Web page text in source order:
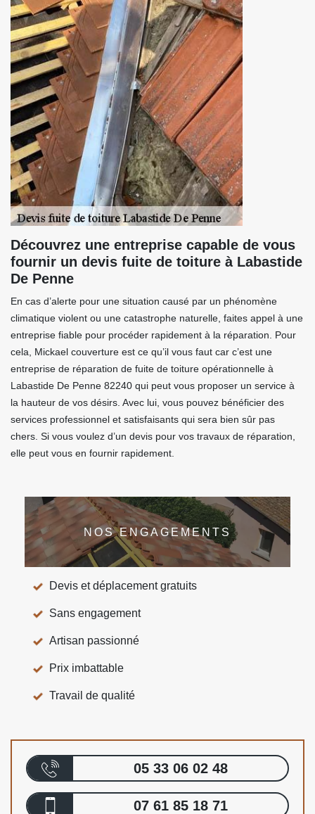
Découvrez une entreprise capable de vous
fournir un devis fuite de toiture à Labastide
De Penne
En cas d’alerte pour une situation causé par un phénomène
climatique violent ou une catastrophe naturelle, faites appel à une
entreprise fiable pour procéder rapidement à la réparation. Pour
cela, Mickael couverture est ce qu’il vous faut car c’est une
entreprise de réparation de fuite de toiture opérationnelle à
Labastide De Penne 82240 qui peut vous proposer un service à
la hauteur de vos désirs. Avec lui, vous pouvez bénéficier des
services professionnel et satisfaisants qui sera bien sûr pas
chers. Si vous voulez d’un devis pour vos travaux de réparation,
elle peut vous en fournir rapidement.
NOS ENGAGEMENTS
Devis et déplacement gratuits
Sans engagement
Artisan passionné
Prix imbattable
Travail de qualité
05 33 06 02 48
07 61 85 18 71